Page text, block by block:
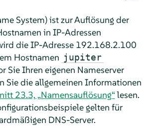
System) ist zur Auflösung der
in IP-Adressen
die IP-Adresse 192.168.2.100
Hostnamen jupiter
Sie Ihren eigenen Nameserver
Sie die allgemeinen Informationen
23.3, „Namensauflösung“lesen.
gelten für
DNS-Server.